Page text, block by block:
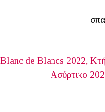
Blanc de Blancs 2022,
Ασύρτικο